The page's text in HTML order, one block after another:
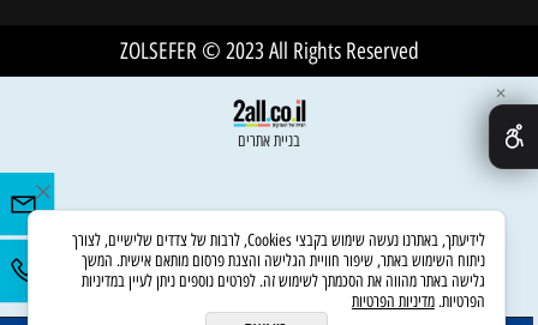
ZOLSEFER © 2023 All Rights Reserved
בניית אתרים
✕
לידיעתך, באתרנו נעשה שימוש בקבצי Cookies, לרבות של צדדים שלישיים, לצורך
ניתוח השימוש באתר, שיפור חוויית הגלישה והצגת פרסום מותאם אישית. המשך
גלישה באתר מהווה את הסכמתך לשימוש זה. לפרטים נוספים ניתן לעיין במדיניות
הפרטיות. מדיניות הפרטיות